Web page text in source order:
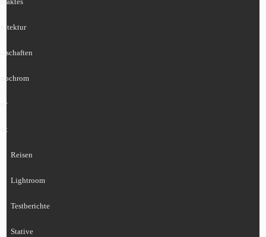
Reisen
Lightroom
Testberichte
Stative